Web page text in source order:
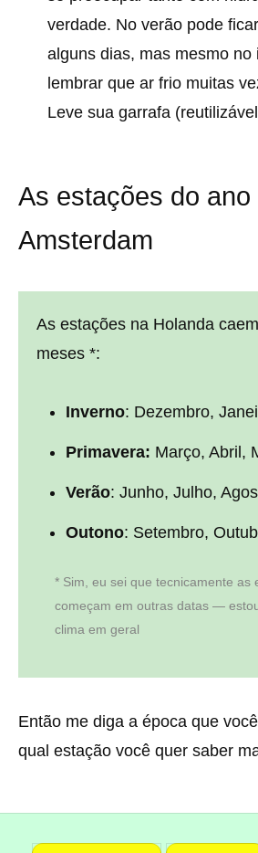
verdade. No verão pode
alguns dias, mas mesmo no
lembrar que ar frio muitas
Leve sua garrafa
As estações do ano
Amsterdam
As estações na Holanda
meses *:
Inverno: Dezembro,
Primavera: Março, Abril,
Verão: Junho, Julho,
Outono: Setembro,
* Sim, eu sei que tecnicamente as
começam em outras datas —
clima em geral
Então me diga a época que
qual estação você quer saber